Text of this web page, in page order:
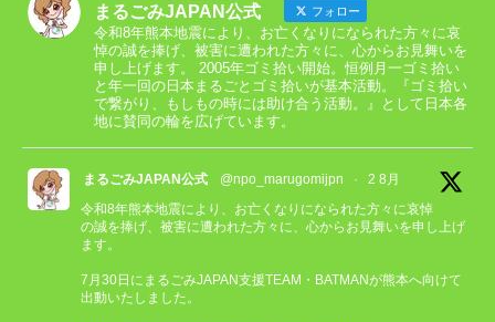
まるごみJAPAN公式 フォロー
令和8年熊本地震により、お亡くなりになられた方々に哀
悼の誠を捧げ、被害に遭われた方々に、心からお見舞いを
申し上げます。 2005年ゴミ拾い開始。恒例月一ゴミ拾い
と年一回の日本まるごとゴミ拾いが基本活動。『ゴミ拾い
で繋がり、もしもの時には助け合う活動。』として日本各
地に賛同の輪を広げています。
まるごみJAPAN公式 @npo_marugomijpn ·
2 8月
令和8年熊本地震により、お亡くなりになられた方々に哀悼
の誠を捧げ、被害に遭われた方々に、心からお見舞いを申し上げ
ます。
7月30日にまるごみJAPAN支援TEAM・BATMANが熊本へ向けて
出動いたしました。